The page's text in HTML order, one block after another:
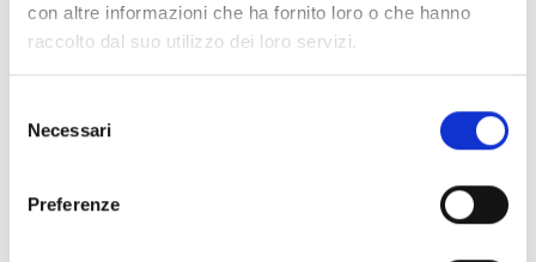
con altre informazioni che ha fornito loro o che hanno
raccolto dal suo utilizzo dei loro servizi.
delNecessari
Preferenze